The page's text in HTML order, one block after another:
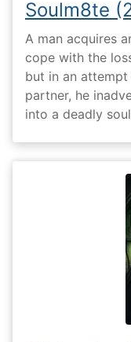
Soulm8te
A man acquires
cope with the
but in an
partner, he
into a deadly